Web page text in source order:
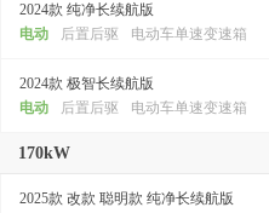
2024款 纯净长续航版
电动
后置后驱 电动车单速变速箱
2024款 极智长续航版
电动
后置后驱 电动车单速变速箱
170kW
2025款 改款 聪明款 纯净长续航版